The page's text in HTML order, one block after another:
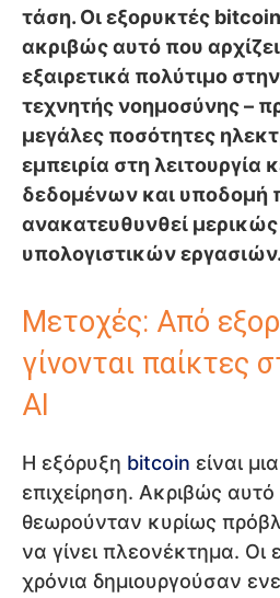
τάση. Οι εξορυκτές
ακριβώς αυτό που αρχίζει
εξαιρετικά πολύτιμο
τεχνητής νοημοσύνης –
μεγάλες ποσότητες
εμπειρία στη λειτουργία
δεδομένων και υποδομή
ανακατευθυνθεί
υπολογιστικών εργασιών.
Μετοχές: Από
γίνονται παίκτες
AI
Η εξόρυξη bitcoin είναι
επιχείρηση. Ακριβώς
θεωρούνταν κυρίως
να γίνει πλεονέκτημα. Οι
χρόνια δημιουργούσαν